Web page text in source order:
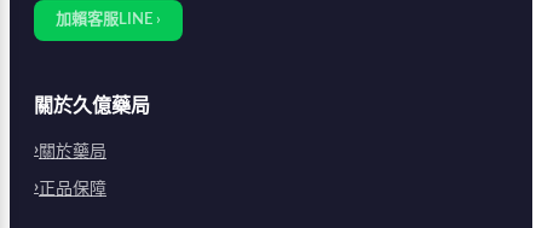
加賴客服LINE ›
關於久億藥局
關於藥局
正品保障